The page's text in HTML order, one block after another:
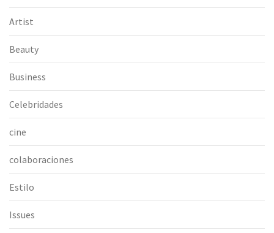
Artist
Beauty
Business
Celebridades
cine
colaboraciones
Estilo
Issues